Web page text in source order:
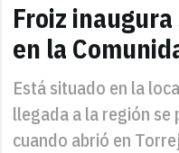
Froiz
en la
Está situado en la
llegada a la región se
cuando abrió en